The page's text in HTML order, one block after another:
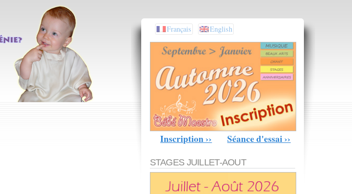
Français English
Inscription ›› Séance d'essai ››
STAGES JUILLET-AOUT